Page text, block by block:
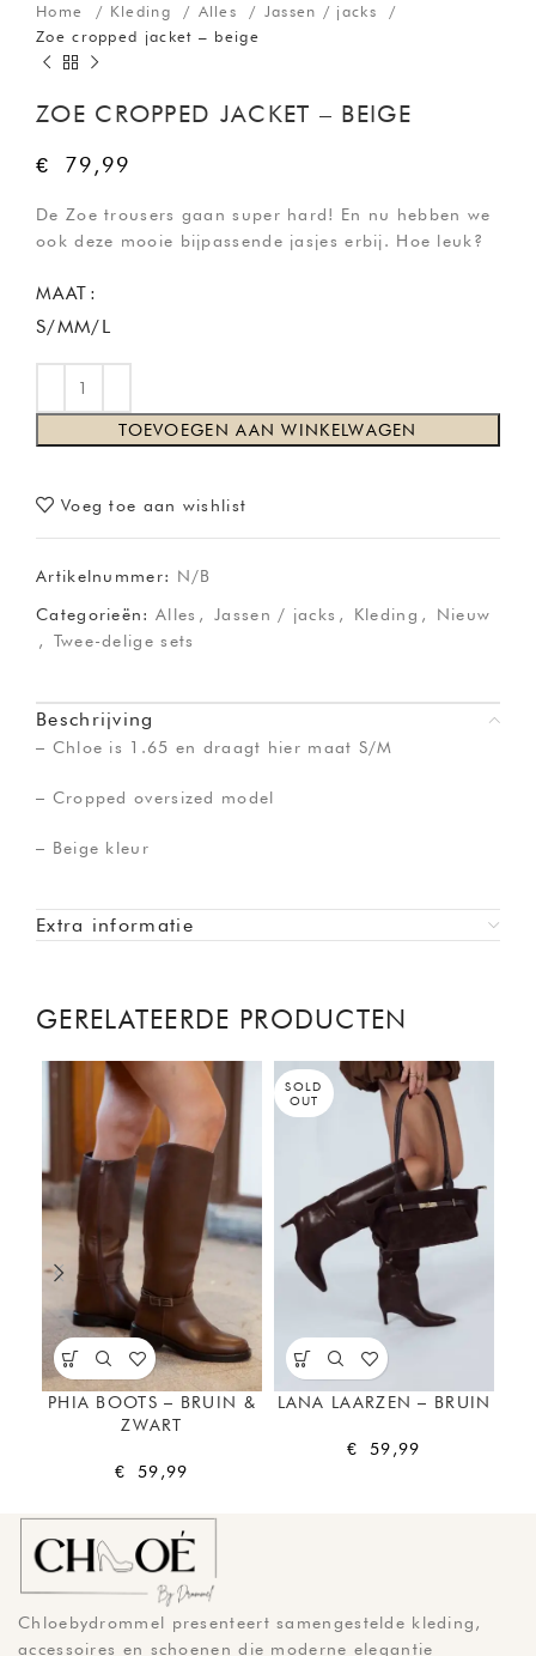
Home Kleding Alles
Jassen / jacks
Zoe cropped jacket – beige
ZOE CROPPED JACKET – BEIGE
€ 79,99
De Zoe trousers gaan super hard! En nu hebben we
ook deze mooie bijpassende jasjes erbij. Hoe leuk?
MAAT
S/MM/L
TOEVOEGEN AAN WINKELWAGEN
Voeg toe aan wishlist
Artikelnummer: N/B
Categorieën: Alles , Jassen / jacks , Kleding ,
Nieuw
,
Twee-delige sets
Beschrijving
– Chloe is 1.65 en draagt hier maat S/M
– Cropped oversized model
– Beige kleur
Extra informatie
GERELATEERDE PRODUCTEN
PHIA BOOTS – BRUIN &
ZWART
€ 59,99
SOLD
OUT
LANA LAARZEN – BRUIN
€ 59,99
Chloebydrommel presenteert samengestelde kleding,
accessoires en schoenen die moderne elegantie